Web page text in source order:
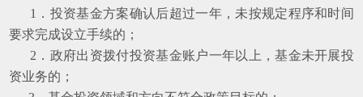
1．投资基金方案确认后超过一年，未按规定程序和时间
要求完成设立手续的；
2．政府出资拨付投资基金账户一年以上，基金未开展投
资业务的；